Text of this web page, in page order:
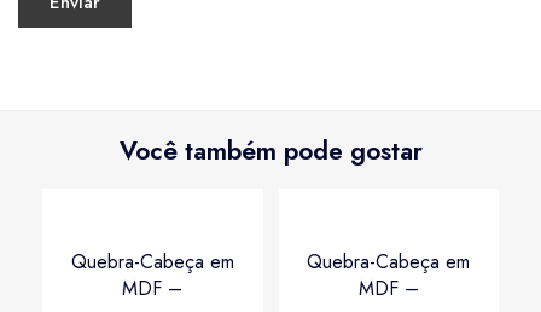
Você também pode gostar
Quebra-Cabeça em
MDF –
Quebra-Cabeça em
MDF –